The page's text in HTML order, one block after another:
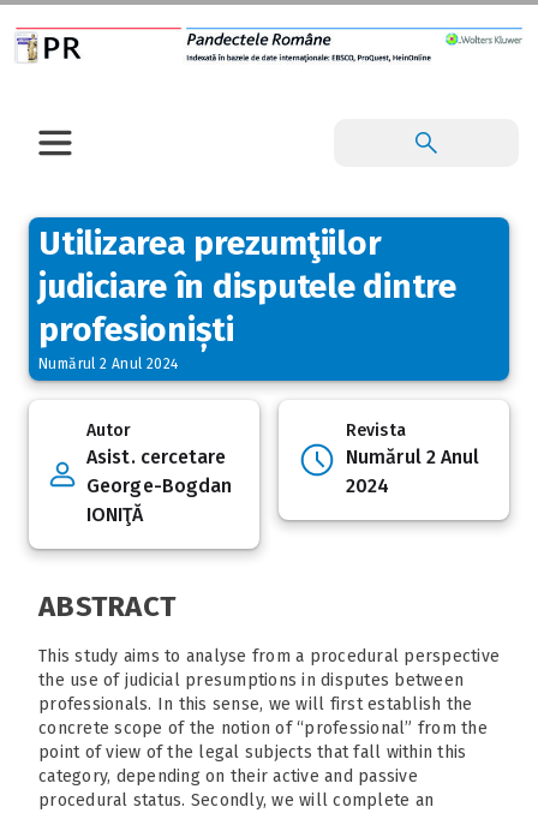
Utilizarea prezumţiilor
judiciare în disputele dintre
profesioniști
Numărul 2 Anul 2024
Autor
Asist. cercetare
George-Bogdan
IONIŢĂ
Revista
Numărul 2 Anul
2024
ABSTRACT
This study aims to analyse from a procedural perspective
the use of judicial presumptions in disputes between
professionals. In this sense, we will first establish the
concrete scope of the notion of “professional” from the
point of view of the legal subjects that fall within this
category, depending on their active and passive
procedural status. Secondly, we will complete an